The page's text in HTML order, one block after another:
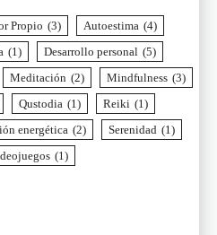
Propio (3) Autoestima (4)
(1) Desarrollo personal (5)
Meditación (2) Mindfulness (3)
Qustodia (1) Reiki (1)
energética (2) Serenidad (1)
(1)